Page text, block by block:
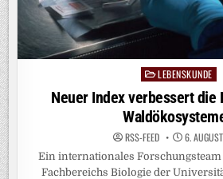
Posted
in
LEBENSKUNDE
Neuer Index verbessert die
RSS-FEED 6.
Ein internationales Forschungsteam
Fachbereichs Biologie der